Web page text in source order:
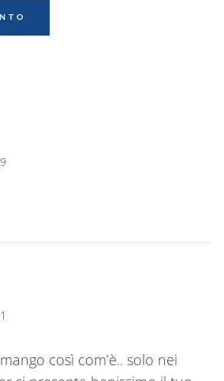
così com’è.. solo nei